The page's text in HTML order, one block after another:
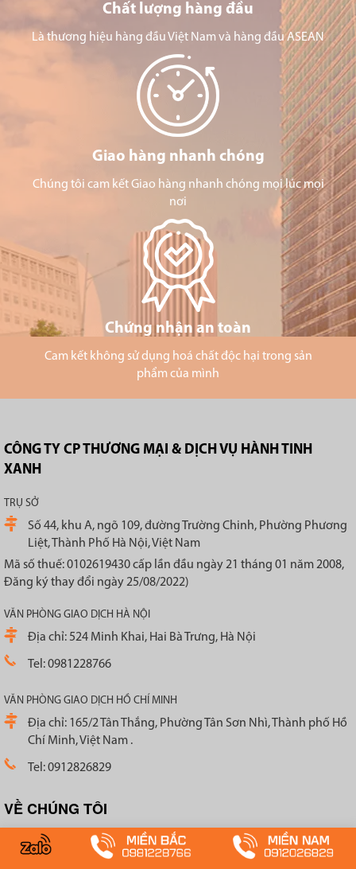
Chất lượng hàng đầu
Là thương hiệu hàng đầu Việt Nam và hàng đầu ASEAN
Giao hàng nhanh chóng
Chúng tôi cam kết Giao hàng nhanh chóng mọi lúc mọi
nơi
Chứng nhận an toàn
Cam kết không sử dụng hoá chất độc hại trong sản
phẩm của mình
CÔNG TY CP THƯƠNG MẠI & DỊCH VỤ HÀNH TINH
XANH
TRỤ SỞ
Số 44, khu A, ngõ 109, đường Trường Chinh, Phường Phương
Liệt, Thành Phố Hà Nội, Việt Nam
Mã số thuế: 0102619430 cấp lần đầu ngày 21 tháng 01 năm 2008,
Đăng ký thay đổi ngày 25/08/2022)
VĂN PHÒNG GIAO DỊCH HÀ NỘI
Địa chỉ: 524 Minh Khai, Hai Bà Trưng, Hà Nội
Tel: 0981228766
VĂN PHÒNG GIAO DỊCH HỒ CHÍ MINH
Địa chỉ: 165/2 Tân Thắng, Phường Tân Sơn Nhì, Thành phố Hồ
Chí Minh, Việt Nam .
Tel: 0912826829
VỀ CHÚNG TÔI
Giới thiệu